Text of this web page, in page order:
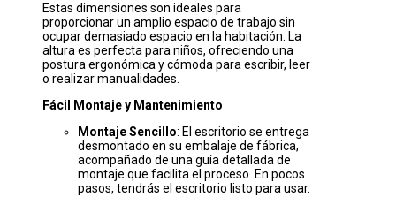
Estas dimensiones son ideales para
proporcionar un amplio espacio de trabajo sin
ocupar demasiado espacio en la habitación. La
altura es perfecta para niños, ofreciendo una
postura ergonómica y cómoda para escribir, leer
o realizar manualidades.
Fácil Montaje y Mantenimiento
Montaje Sencillo: El escritorio se entrega
desmontado en su embalaje de fábrica,
acompañado de una guía detallada de
montaje que facilita el proceso. En pocos
pasos, tendrás el escritorio listo para usar.